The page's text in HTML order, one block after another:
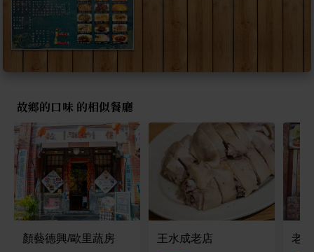
故鄉的口味 的相似餐廳
顏藝德興/歐里蔬房 王水成老店 老